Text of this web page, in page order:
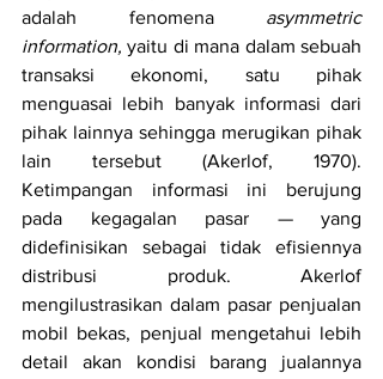
adalah fenomena asymmetric
information, yaitu di mana dalam sebuah
transaksi ekonomi, satu pihak
menguasai lebih banyak informasi dari
pihak lainnya sehingga merugikan pihak
lain tersebut (Akerlof, 1970).
Ketimpangan informasi ini berujung
pada kegagalan pasar — yang
didefinisikan sebagai tidak efisiennya
distribusi produk. Akerlof
mengilustrasikan dalam pasar penjualan
mobil bekas, penjual mengetahui lebih
detail akan kondisi barang jualannya